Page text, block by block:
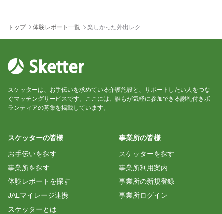
トップ 体験レポート一覧 楽しかった外出レク
スケッターは、お手伝いを求めている介護施設と、サポートしたい人をつな
ぐマッチングサービスです。ここには、誰もが気軽に参加できる謝礼付きボ
ランティアの募集を掲載しています。
スケッターの皆様
お手伝いを探す
事業所を探す
体験レポートを探す
JALマイレージ連携
スケッターとは
事業所の皆様
スケッターを探す
事業所利用案内
事業所の新規登録
事業所ログイン